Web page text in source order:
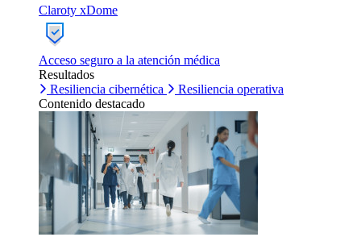
Claroty xDome
Acceso seguro a la atención médica
Resultados
Resiliencia cibernética
Resiliencia operativa
Contenido destacado